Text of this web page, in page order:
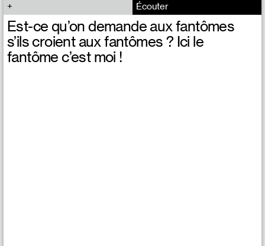
Écouter
Est-ce qu’on demande aux fantômes
s’ils croient aux fantômes ? Ici le
fantôme c’est moi !